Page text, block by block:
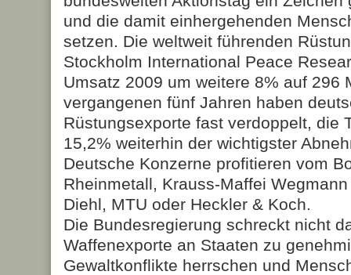
und die damit einhergehenden
setzen. Die weltweit führenden
Stockholm International Peace
Umsatz 2009 um weitere 8% auf 296
vergangenen fünf Jahren haben
Rüstungsexporte fast verdoppelt, die
15,2% weiterhin der wichtigster
Deutsche Konzerne profitieren vom
Rheinmetall, Krauss-Maffei
Diehl, MTU oder Heckler & Koch.
Die Bundesregierung schreckt nicht
Waffenexporte an Staaten zu
Gewaltkonflikte herrschen und